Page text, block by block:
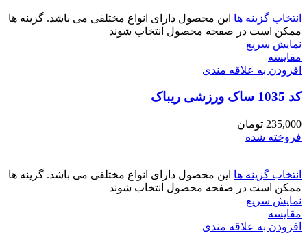
انتخاب گزینه ها این محصول دارای انواع مختلفی می باشد. گزینه ها
ممکن است در صفحه محصول انتخاب شوند
نمایش سریع
مقايسه
افزودن به علاقه مندی
کد 1035 ساک ورزشی ریباک
235,000 تومان
فروخته شده
انتخاب گزینه ها این محصول دارای انواع مختلفی می باشد. گزینه ها
ممکن است در صفحه محصول انتخاب شوند
نمایش سریع
مقايسه
افزودن به علاقه مندی